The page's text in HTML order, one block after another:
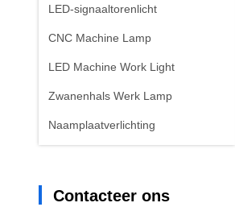
LED-signaaltorenlicht
CNC Machine Lamp
LED Machine Work Light
Zwanenhals Werk Lamp
Naamplaatverlichting
Contacteer ons